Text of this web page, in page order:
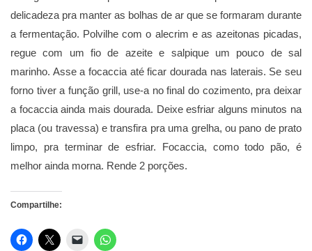
delicadeza pra manter as bolhas de ar que se formaram durante
a fermentação. Polvilhe com o alecrim e as azeitonas picadas,
regue com um fio de azeite e salpique um pouco de sal
marinho. Asse a focaccia até ficar dourada nas laterais. Se seu
forno tiver a função grill, use-a no final do cozimento, pra deixar
a focaccia ainda mais dourada. Deixe esfriar alguns minutos na
placa (ou travessa) e transfira pra uma grelha, ou pano de prato
limpo, pra terminar de esfriar. Focaccia, como todo pão, é
melhor ainda morna. Rende 2 porções.
Compartilhe: